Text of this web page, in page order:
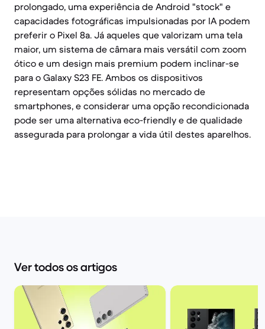
prolongado, uma experiência de Android "stock" e
capacidades fotográficas impulsionadas por IA podem
preferir o Pixel 8a. Já aqueles que valorizam uma tela
maior, um sistema de câmara mais versátil com zoom
ótico e um design mais premium podem inclinar-se
para o Galaxy S23 FE. Ambos os dispositivos
representam opções sólidas no mercado de
smartphones, e considerar uma opção recondicionada
pode ser uma alternativa eco-friendly e de qualidade
assegurada para prolongar a vida útil destes aparelhos.
Ver todos os artigos